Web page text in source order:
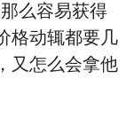
么容易获得
格动辄都要几
又怎么会拿他